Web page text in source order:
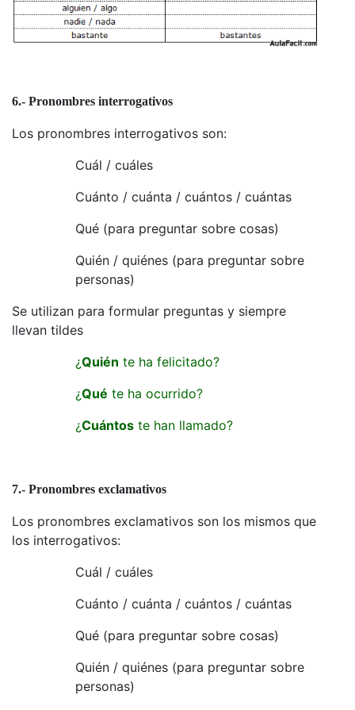
6.- Pronombres interrogativos
Los pronombres interrogativos son:
Cuál / cuáles
Cuánto / cuánta / cuántos / cuántas
Qué (para preguntar sobre cosas)
Quién / quiénes (para preguntar sobre
personas)
Se utilizan para formular preguntas y siempre
llevan tildes
¿Quién te ha felicitado?
¿Qué te ha ocurrido?
¿Cuántos te han llamado?
7.- Pronombres exclamativos
Los pronombres exclamativos son los mismos que
los interrogativos:
Cuál / cuáles
Cuánto / cuánta / cuántos / cuántas
Qué (para preguntar sobre cosas)
Quién / quiénes (para preguntar sobre
personas)